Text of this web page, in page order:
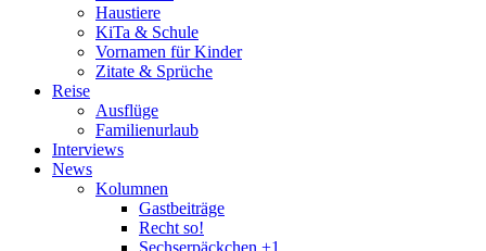
Haustiere
KiTa & Schule
Vornamen für Kinder
Zitate & Sprüche
Reise
Ausflüge
Familienurlaub
Interviews
News
Kolumnen
Gastbeiträge
Recht so!
Sechserpäckchen +1